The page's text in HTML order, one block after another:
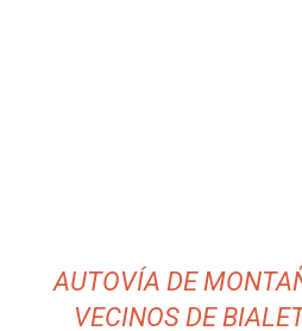
AUTOVÍA DE
VECINOS DE